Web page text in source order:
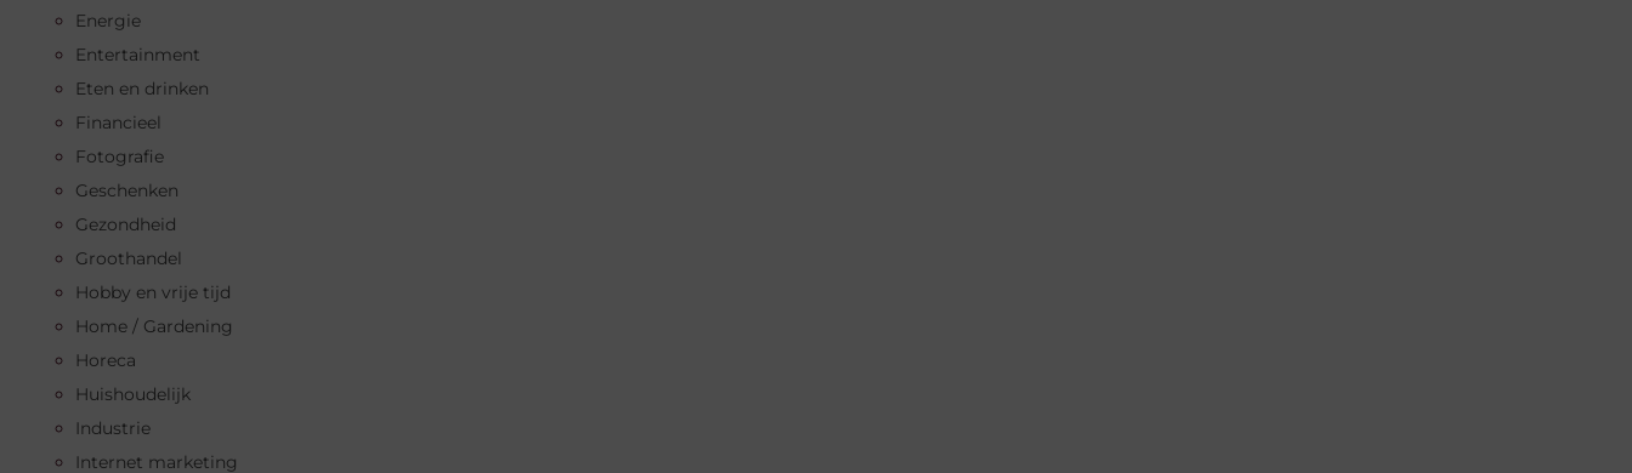
Energie
Entertainment
Eten en drinken
Financieel
Fotografie
Geschenken
Gezondheid
Groothandel
Hobby en vrije tijd
Home / Gardening
Horeca
Huishoudelijk
Industrie
Internet marketing